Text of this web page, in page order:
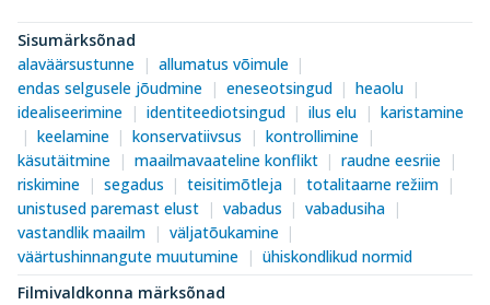
Sisumärksõnad
alaväärsustunne
allumatus võimule
endas selgusele jõudmine
eneseotsingud
heaolu
idealiseerimine
identiteediotsingud ilus elu
karistamine
keelamine
konservatiivsus
kontrollimine
käsutäitmine
maailmavaateline konflikt
raudne eesriie
riskimine
segadus teisitimõtleja
totalitaarne režiim
unistused paremast elust
vabadus
vabadusiha
vastandlik maailm
väljatõukamine
väärtushinnangute muutumine
ühiskondlikud normid
Filmivaldkonna märksõnad